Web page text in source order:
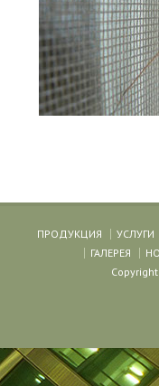
ПРОДУКЦИЯ УСЛУГИ
ГАЛЕРЕЯ